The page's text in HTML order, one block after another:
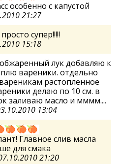
особенно с капустой
21:27
супер!!!!!
15:18
лук добавляю к
вареники. отдельно
растопленное
делаю по 10 см. в
заливаю масло и мммм....
13:04
Главное слив масла
для смака
21:20